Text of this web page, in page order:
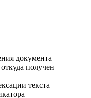
документа
получен
текста